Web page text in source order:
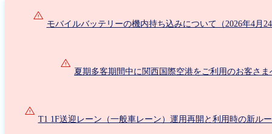
モバイルバッテリーの機内持ち込みについて（2026年4月
夏期多客期間中に関西国際空港をご利用のお客さま
T1 1F送迎レーン（一般車レーン）運用再開と利用時の新ル